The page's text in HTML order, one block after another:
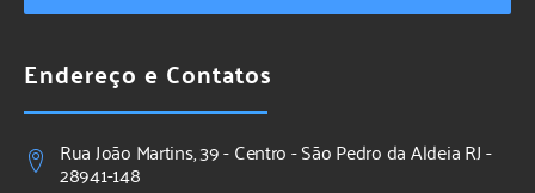
Endereço e Contatos
Rua João Martins, 39 - Centro - São Pedro da Aldeia RJ -
28941-148